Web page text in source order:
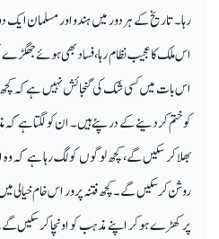
رہا۔ تاریخ کے ہر دور میں ہندو اور مسلمان
اس ملک کا عجیب نظام رہا، فساد بھی ہوئے
اس بات میں کسی شک کی گنجائش نہیں ہے کہ
کو ختم کردینے کے درپئے ہیں۔ ان کو لگتا ہے
بھلا کر سکیں گے، کچھ لوگوں کو لگ رہا ہے کہ
روشن کر سکیں گے۔ کچھ فتنہ پرور اس خام خیالی
پر کھڑے ہو کر اپنے مذہب کو اونچا کر